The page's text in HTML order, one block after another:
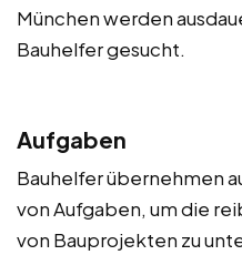
München werden
Bauhelfer gesucht.
Aufgaben
Bauhelfer übernehmen
von Aufgaben, um die
von Bauprojekten zu